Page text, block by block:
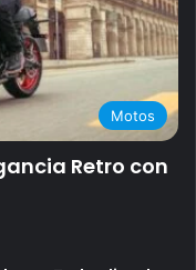
Motos
Retro con